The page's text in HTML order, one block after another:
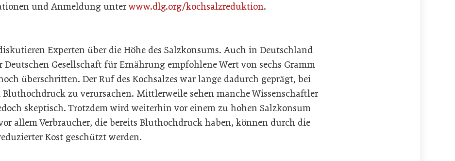
und Anmeldung unterwww.dlg.org/kochsalzreduktion.
Experten über die Höhe des Salzkonsums. Auch in Deutschland
Deutschen Gesellschaft für Ernährung empfohlene Wert von sechs Gramm
überschritten. Der Ruf des Kochsalzes war lange dadurch geprägt, bei
Bluthochdruck zu verursachen. Mittlerweile sehen manche Wissenschaftler
skeptisch. Trotzdem wird weiterhin vor einem zu hohen Salzkonsum
allem Verbraucher, die bereits Bluthochdruck haben, können durch die
Kost geschützt werden.